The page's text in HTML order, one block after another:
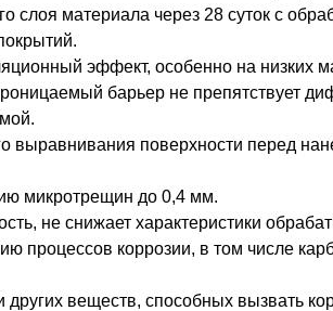
слоя материала через 28 суток с
эффект, особенно на низких
барьер не препятствует
выравнивания поверхности перед
микротрещин до 0,4 мм.
не снижает характеристики
процессов коррозии, в том числе
других веществ, способных вызвать